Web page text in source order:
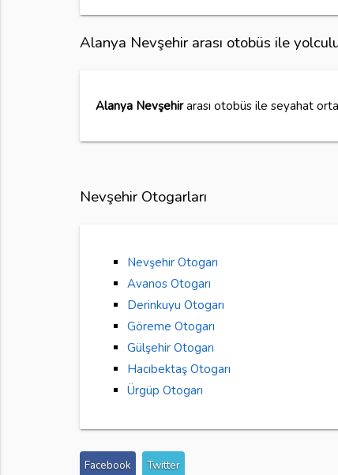
Alanya Nevşehir arası otobüs ile
Alanya Nevşehirarası otobüs ile seyahat
Nevşehir Otogarları
Nevşehir Otogarı
Avanos Otogarı
Derinkuyu Otogarı
Göreme Otogarı
Gülşehir Otogarı
Hacıbektaş Otogarı
Ürgüp Otogarı
Facebook Twitter